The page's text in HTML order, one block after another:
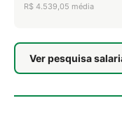
R$ 4.539,05 média
Ver pesquisa